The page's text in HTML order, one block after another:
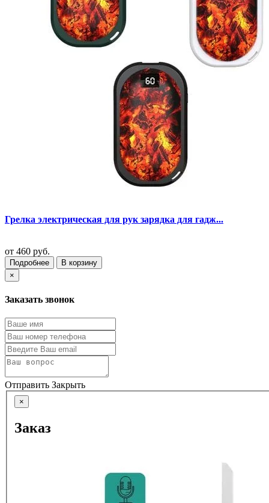
Грелка электрическая для рук зарядка для гадж...
от 460 руб.
Подробнее
В корзину
×
Заказать звонок
Отправить Закрыть
×
Заказ